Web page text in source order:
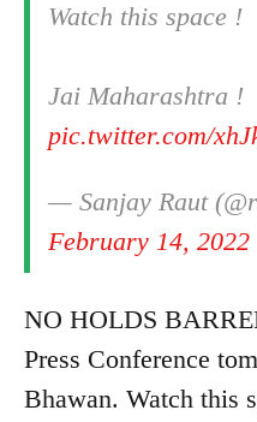
Watch this space !
Jai Maharashtra !
pic.twitter.com/
— Sanjay Raut
February 14, 2022
NO HOLDS
Press Conference
Bhawan. Watch this